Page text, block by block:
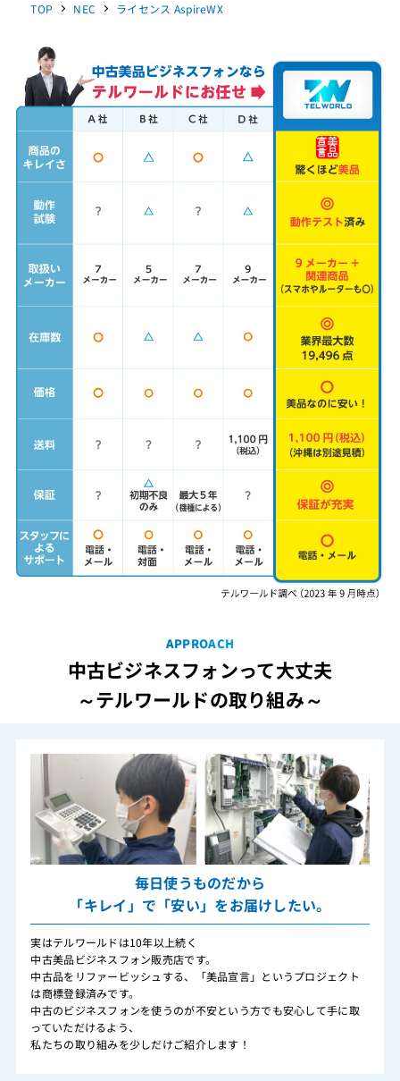
TOP NEC ライセンス AspireWX
APPROACH
中古ビジネスフォンって大丈夫
～テルワールドの取り組み～
毎日使うものだから
「キレイ」で「安い」をお届けしたい。
実はテルワールドは10年以上続く
中古美品ビジネスフォン販売店です。
中古品をリファービッシュする、「美品宣言」というプロジェクト
は商標登録済みです。
中古のビジネスフォンを使うのが不安という方でも安心して手に取
っていただけるよう、
私たちの取り組みを少しだけご紹介します！